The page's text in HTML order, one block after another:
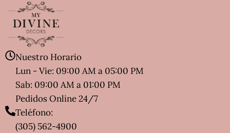
Nuestro Horario
Lun - Vie: 09:00 AM a 05:00 PM
Sab: 09:00 AM a 01:00 PM
Pedidos Online 24/7
Teléfono:
(305) 562-4900